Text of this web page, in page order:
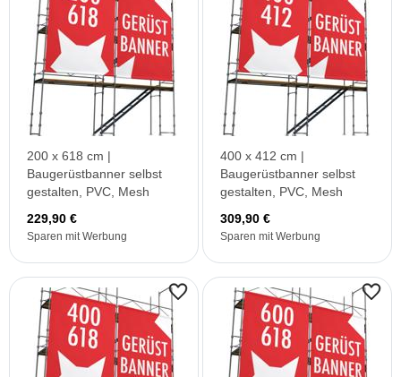
200 x 618 cm |
Baugerüstbanner selbst
gestalten, PVC, Mesh
229,90 €
Sparen mit Werbung
400 x 412 cm |
Baugerüstbanner selbst
gestalten, PVC, Mesh
309,90 €
Sparen mit Werbung